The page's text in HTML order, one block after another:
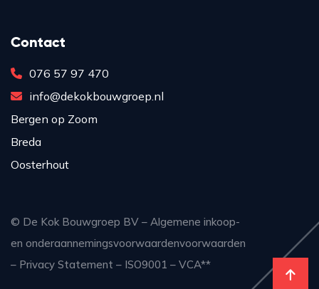
Contact
076 57 97 470
info@dekokbouwgroep.nl
Bergen op Zoom
Breda
Oosterhout
© De Kok Bouwgroep BV – Algemene inkoop-
en onderaannemingsvoorwaardenvoorwaarden
– Privacy Statement – ISO9001 – VCA**